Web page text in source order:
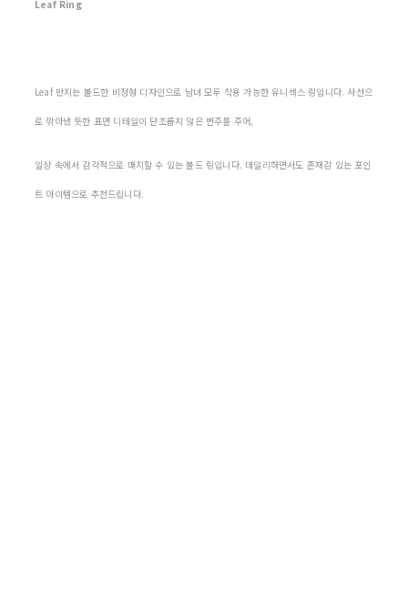
Leaf Ring
Leaf 반지는 볼드한 비정형 디자인으로 남녀 모두 착용 가능한 유니섹스 링입니다. 사선으
로 깎아낸 듯한 표면 디테일이 단조롭지 않은 변주를 주어,
일상 속에서 감각적으로 매치할 수 있는 볼드 링입니다. 데일리하면서도 존재감 있는 포인
트 아이템으로 추천드립니다.